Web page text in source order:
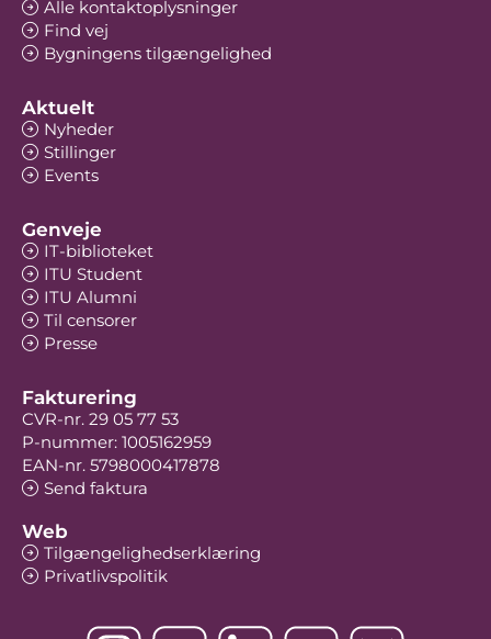
Alle kontaktoplysninger
Find vej
Bygningens tilgængelighed
Aktuelt
Nyheder
Stillinger
Events
Genveje
IT-biblioteket
ITU Student
ITU Alumni
Til censorer
Presse
Fakturering
CVR-nr. 29 05 77 53
P-nummer: 1005162959
EAN-nr. 5798000417878
Send faktura
Web
Tilgængelighedserklæring
Privatlivspolitik